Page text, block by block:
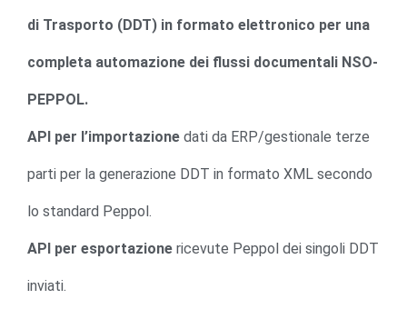
di Trasporto (DDT) in formato elettronico per una
completa automazione dei flussi documentali NSO-
PEPPOL.
API per l’importazione dati da ERP/gestionale terze
parti per la generazione DDT in formato XML secondo
lo standard Peppol.
API per esportazione ricevute Peppol dei singoli DDT
inviati.